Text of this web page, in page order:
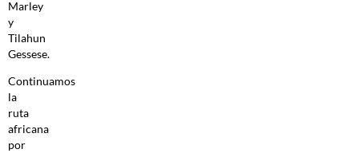
Marley
y
Tilahun
Gessese.
Continuamos
la
ruta
africana
por